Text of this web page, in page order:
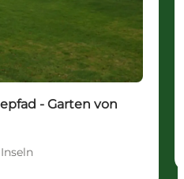
- Garten von